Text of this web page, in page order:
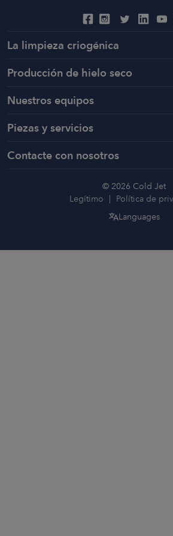
La limpieza criogénica
Producción de hielo seco
Nuestros equipos
Piezas y servicios
Contacte con nosotros
© 2026 Cold Jet
Legítimo
Política de
Languages